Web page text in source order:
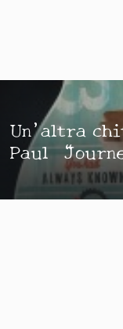
Un’altra
Paul